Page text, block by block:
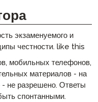
экзаменуемого и
честности. like this
мобильных телефонов,
материалов - на
не разрешено. Ответы
спонтанными.